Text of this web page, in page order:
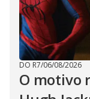
DO R7/06/08/2026
O motivo